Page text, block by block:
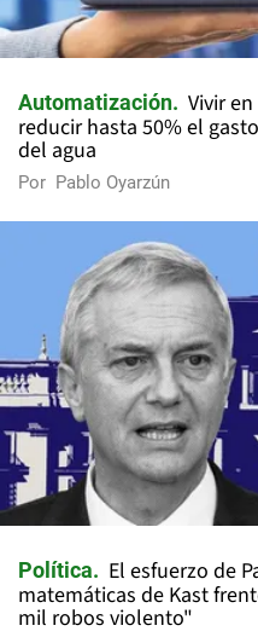
Automatización
Vivir
reducir hasta 50% el
del agua
Por Pablo Oyarzún
Política
El esfuerzo de
matemáticas de Kast
mil robos violento"